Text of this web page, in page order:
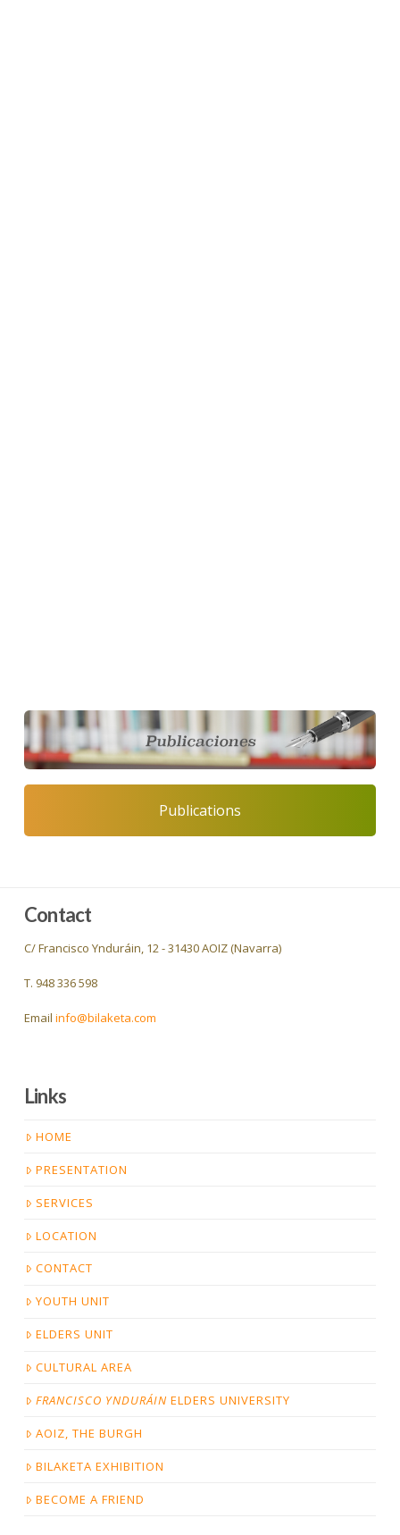
Publications
Contact
C/ Francisco Ynduráin, 12 - 31430 AOIZ (Navarra)
T. 948 336 598
Email info@bilaketa.com
Links
HOME
PRESENTATION
SERVICES
LOCATION
CONTACT
YOUTH UNIT
ELDERS UNIT
CULTURAL AREA
FRANCISCO YNDURÁIN ELDERS UNIVERSITY
AOIZ, THE BURGH
BILAKETA EXHIBITION
BECOME A FRIEND